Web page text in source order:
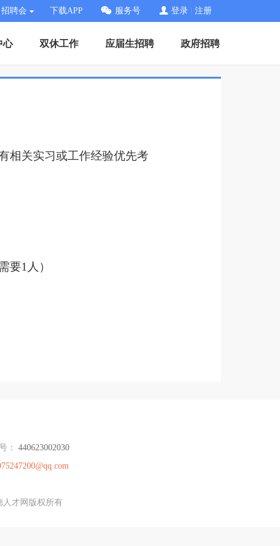
招聘会 下载APP 服务号 登录 注册
心 双休工作 应届生招聘 政府招聘
相关实习或工作经验优先考
要1人）
： 440623002030
人才网版权所有